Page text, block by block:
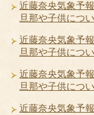
近藤奈央気象予
旦那や子供につ
近藤奈央気象予
旦那や子供につ
近藤奈央気象予
旦那や子供につ
近藤奈央気象予